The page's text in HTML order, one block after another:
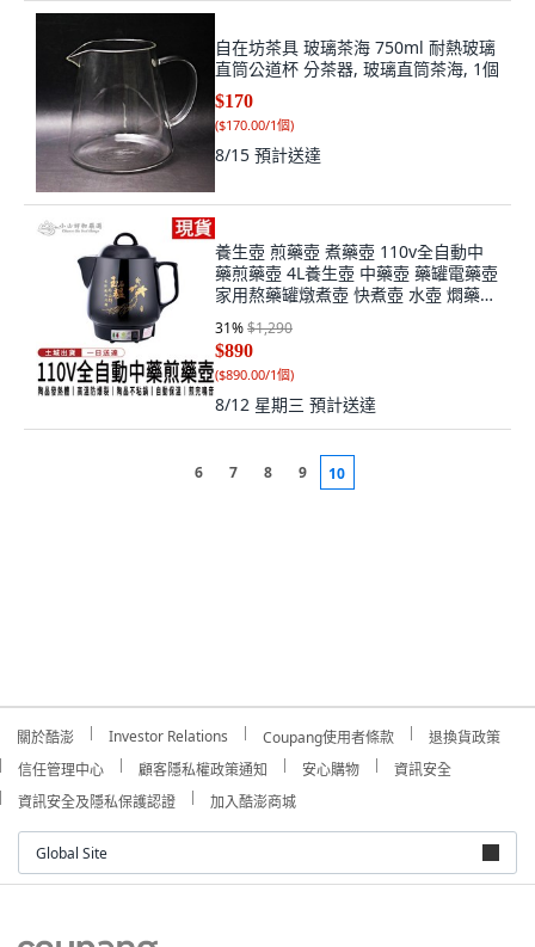
自在坊茶具 玻璃茶海 750ml 耐熱玻璃
直筒公道杯 分茶器, 玻璃直筒茶海, 1個
$170
($170.00/1個)
8/15 預計送達
養生壺 煎藥壺 煮藥壺 110v全自動中
藥煎藥壺 4L養生壺 中藥壺 藥罐電藥壺
家用熬藥罐燉煮壺 快煮壺 水壺 燜藥
壺, 1個, 黑色, 4L
31%$1,290
$890
($890.00/1個)
8/12 星期三 預計送達
6 7 8 9 10
關於酷澎 Investor Relations Coupang使用者條款
退換貨政策
信任管理中心
顧客隱私權政策通知 安心購物
資訊安全
資訊安全及隱私保護認證
加入酷澎商城
Global Site